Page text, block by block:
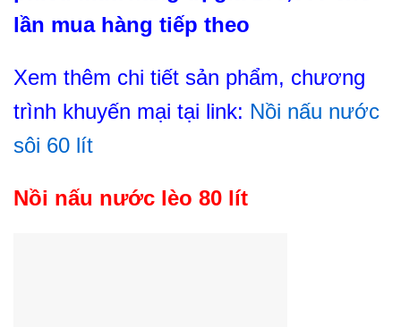
lần mua hàng tiếp theo
Xem thêm chi tiết sản phẩm, chương
trình khuyến mại tại link: Nồi nấu nước
sôi 60 lít
Nồi nấu nước lèo 80 lít